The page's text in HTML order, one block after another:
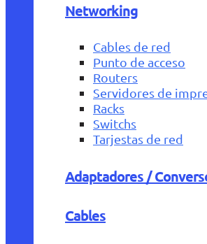
Networking
Cables de red
Punto de acceso
Routers
Servidores de
Racks
Switchs
Tarjestas de red
Adaptadores /
Cables